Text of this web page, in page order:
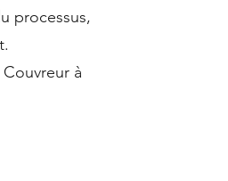
processus,
à